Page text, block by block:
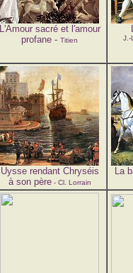
L'Amour sacré et l'amour
profane - Titien J.-
Uysse rendant Chryséis
à son père- Cl. Lorrain
La